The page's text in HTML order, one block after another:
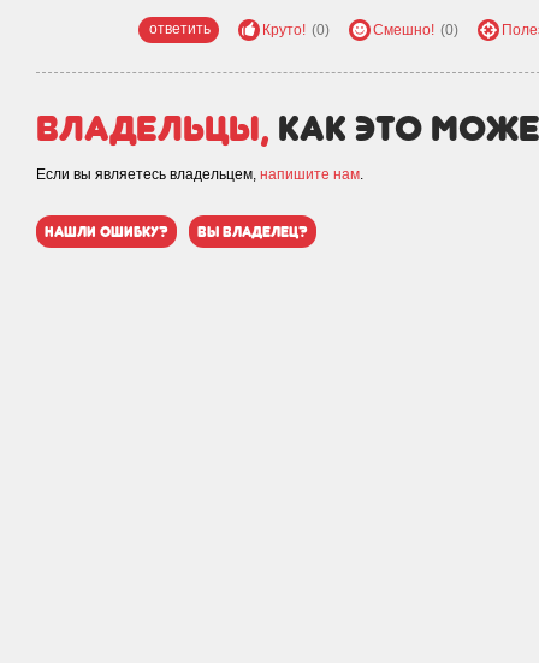
ответить Круто! (0) Смешно! (0)
Владельцы, как это
Если вы являетесь владельцем, напишите нам.
нашли ошибку? вы владелец?